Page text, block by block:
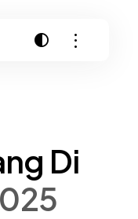
Di